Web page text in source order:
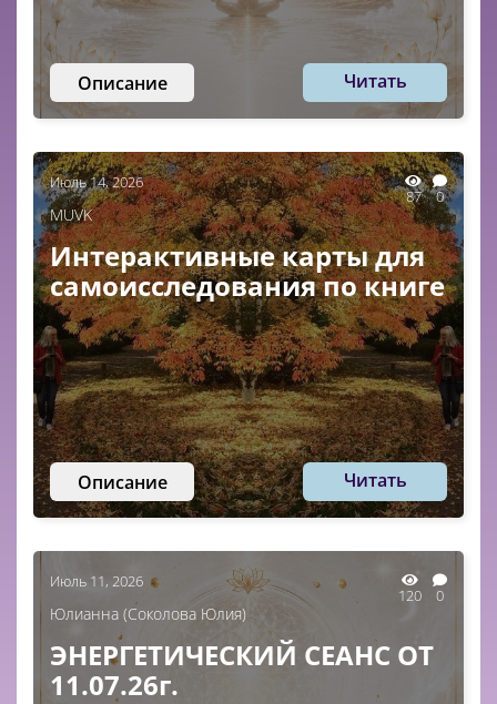
Описание Читать
Июль 14, 2026
87 0
MUVK
Интерактивные карты для
самоисследования по книге
Описание Читать
Июль 11, 2026
120 0
Юлианна (Соколова Юлия)
ЭНЕРГЕТИЧЕСКИЙ СЕАНС ОТ
11.07.26г.